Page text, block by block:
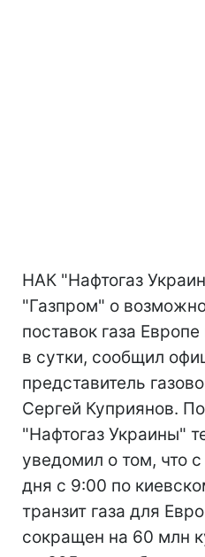
НАК "Нафтогаз
"Газпром" о
поставок газа
в сутки, сообщил
представитель
Сергей Куприянов.
"Нафтогаз Украины"
уведомил о том, что
дня с 9:00 по
транзит газа для
сокращен на 60 млн